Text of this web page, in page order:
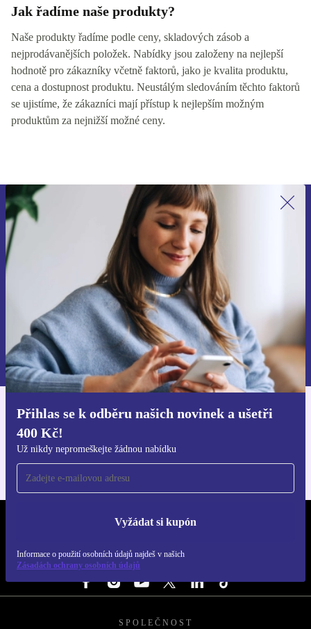
Jak řadíme naše produkty?
Naše produkty řadíme podle ceny, skladových zásob a
nejprodávanějších položek. Nabídky jsou založeny na nejlepší
hodnotě pro zákazníky včetně faktorů, jako je kvalita produktu,
cena a dostupnost produktu. Neustálým sledováním těchto faktorů
se ujistíme, že zákazníci mají přístup k nejlepším možným
produktům za nejnižší možné ceny.
Přihlas se k odběru našich novinek a ušetři
400 Kč!
Už nikdy nepromeškejte žádnou nabídku
Vyžádat si kupón
Informace o použití osobních údajů najdeš v našich
Zásadách ochrany osobních údajů
Přihlas se k odběru našich novinek a
ušetři 400 Kč!
Už nikdy nepromeškej žádnou nabídku.
Chci voucher
Informace o použití osobních údajů najdeš v našich
Zásadách ochrany osobních údajů.
Stáhni si aplikaci refurbed
REFURBED ČESKO - RETHINK NEW.
SLEDUJ NÁS
SPOLEČNOST